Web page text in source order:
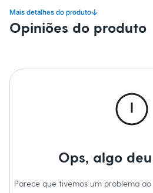
Shorts e Bermudas
Tops
Moda íntima
Calcinhas
Pijamas
Sutiãs e Tops
Blusas e Camisetas
Jeans
Mais detalhes do produto↓
Opiniões do produto
Ops, algo
Parece que tivemos um problema